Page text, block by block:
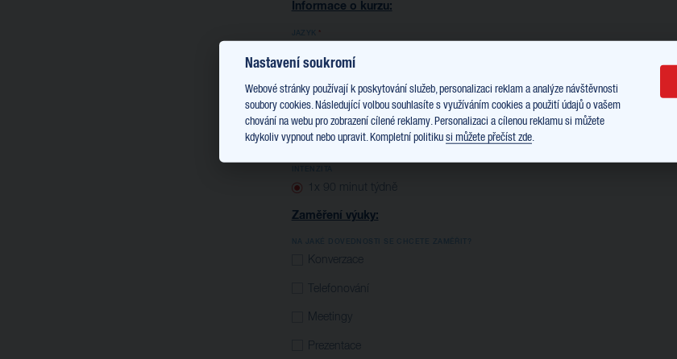
Informace o kurzu:
JAZYK
ONLINE
TYP KURZU:
skupinový
1x 90 minut týdně
Zaměření výuky:
NA JAKÉ DOVEDNOSTI SE CHCETE ZAMĚŘIT?
Konverzace
Telefonování
Meetingy
Prezentace
Nastavení soukromí
Webové stránky používají k poskytování služeb, personalizaci reklam a analýze návštěvnosti
soubory cookies. Následující volbou souhlasíte s využíváním cookies a použití údajů o vašem
chování na webu pro zobrazení cílené reklamy. Personalizaci a cílenou reklamu si můžete
kdykoliv vypnout nebo upravit. Kompletní politiku si můžete přečíst zde